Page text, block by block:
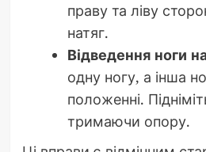
праву та ліву
натяг.
Відведення ноги
одну ногу, а інша
положенні.
тримаючи опору.